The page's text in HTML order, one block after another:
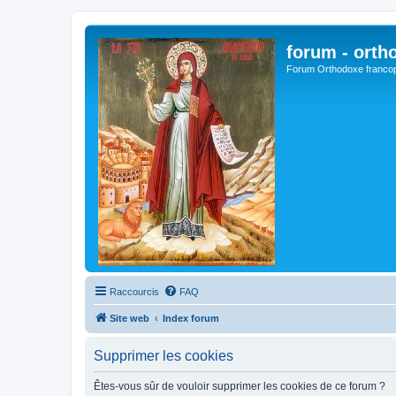
forum -
Forum Orthodoxe
Raccourcis FAQ
Site web Index forum
Supprimer les cookies
Êtes-vous sûr de vouloir supprimer les cookies de ce forum ?